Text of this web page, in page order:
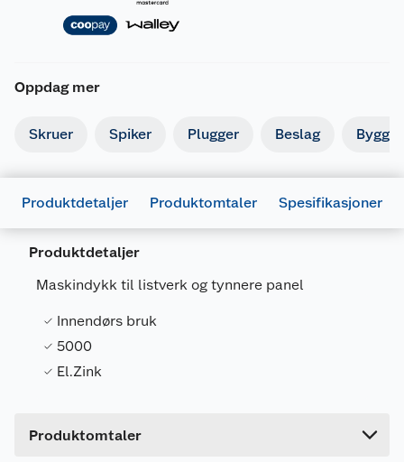
Oppdag mer
Skruer Spiker Plugger Beslag
Produktdetaljer Produktomtaler Spesifikasjoner
Produktdetaljer
Maskindykk til listverk og tynnere panel
Innendørs bruk
5000
El.Zink
Produktomtaler
Generelt
Artikkelnummer
7318470249601
Leverandørens artikkelnummer
Størrelse
1.2-30 5000 PK
Farge
Lengde